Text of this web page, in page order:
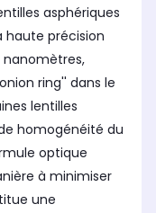
asphériques
haute précision
nanomètres,
ring'' dans le
lentilles
homogénéité du
optique
à minimiser
une